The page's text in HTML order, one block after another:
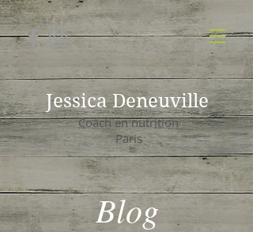
Jessica Deneuville
Coach en nutrition
Paris
Blog